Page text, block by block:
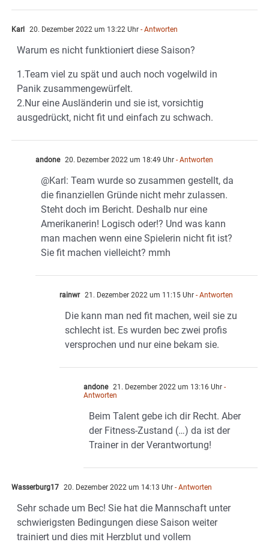
Karl 20. Dezember 2022 um 13:22 Uhr - Antworten
Warum es nicht funktioniert diese Saison?
1.Team viel zu spät und auch noch vogelwild in
Panik zusammengewürfelt.
2.Nur eine Ausländerin und sie ist, vorsichtig
ausgedrückt, nicht fit und einfach zu schwach.
andone 20. Dezember 2022 um 18:49 Uhr - Antworten
@Karl: Team wurde so zusammen gestellt, da
die finanziellen Gründe nicht mehr zulassen.
Steht doch im Bericht. Deshalb nur eine
Amerikanerin! Logisch oder!? Und was kann
man machen wenn eine Spielerin nicht fit ist?
Sie fit machen vielleicht? mmh
rainwr 21. Dezember 2022 um 11:15 Uhr - Antworten
Die kann man ned fit machen, weil sie zu
schlecht ist. Es wurden bec zwei profis
versprochen und nur eine bekam sie.
andone 21. Dezember 2022 um 13:16 Uhr -
Antworten
Beim Talent gebe ich dir Recht. Aber
der Fitness-Zustand (…) da ist der
Trainer in der Verantwortung!
Wasserburg17 20. Dezember 2022 um 14:13 Uhr - Antworten
Sehr schade um Bec! Sie hat die Mannschaft unter
schwierigsten Bedingungen diese Saison weiter
trainiert und dies mit Herzblut und vollem